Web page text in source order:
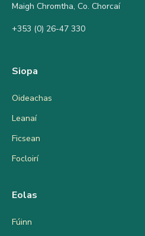
Maigh Chromtha, Co. Chorcaí
+353 (0) 26-47 330
Siopa
Oideachas
Leanaí
Ficsean
Focloirí
Eolas
Fúinn